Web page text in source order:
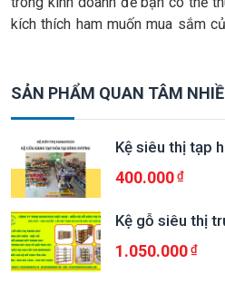
kích thích ham muốn mua sắm
SẢN PHẨM QUAN TÂM
Kệ siêu thị tạp
400.000
Kệ gỗ siêu thị
1.050.000